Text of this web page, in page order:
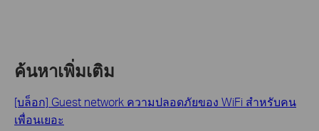
ค้นหาเพิ่มเติม
[บล็อก] Guest network ความปลอดภัยของ WiFi สำหรับคน
เพื่อนเยอะ